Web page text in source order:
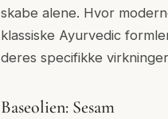
skabe alene. Hvor
klassiske Ayurvedic
deres specifikke
Baseolien: Sesam